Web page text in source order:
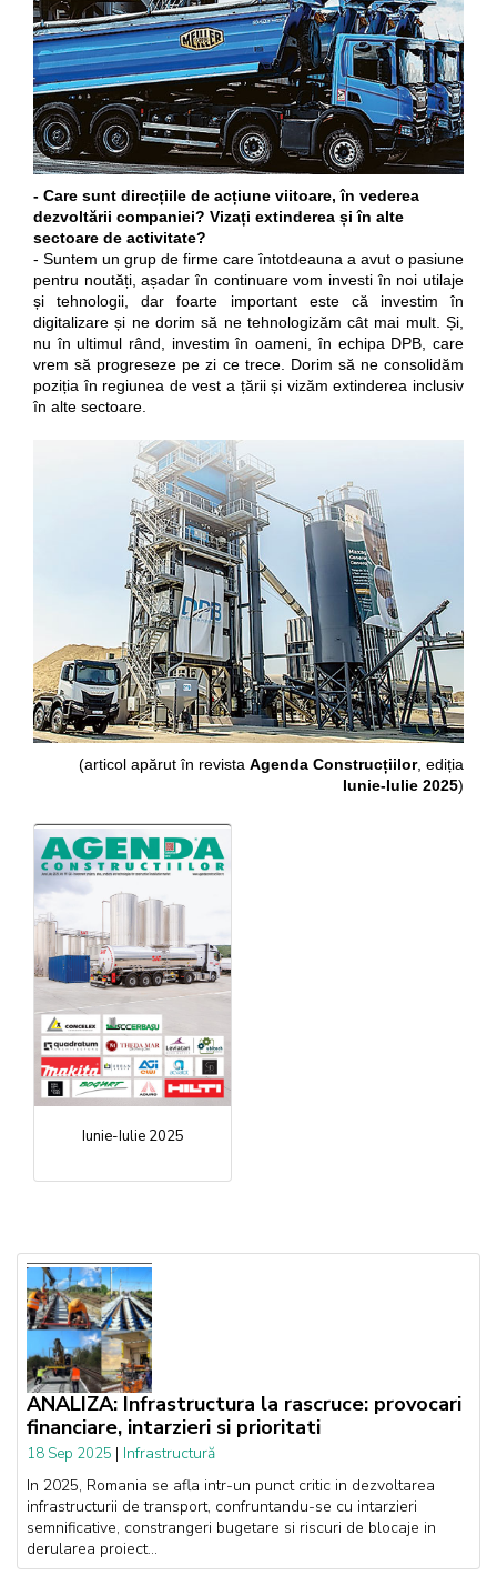
- Care sunt direcțiile de acțiune viitoare, în vederea
dezvoltării companiei? Vizați extinderea și în alte
sectoare de activitate?
- Suntem un grup de firme care întotdeauna a avut o pasiune
pentru noutăți, așadar în continuare vom investi în noi utilaje
și tehnologii, dar foarte important este că investim în
digitalizare și ne dorim să ne tehnologizăm cât mai mult. Și,
nu în ultimul rând, investim în oameni, în echipa DPB, care
vrem să progreseze pe zi ce trece. Dorim să ne consolidăm
poziția în regiunea de vest a țării și vizăm extinderea inclusiv
în alte sectoare.
(articol apărut în revista Agenda Construcțiilor, ediția
Iunie-Iulie 2025)
Iunie-Iulie 2025
ANALIZA: Infrastructura la rascruce: provocari
financiare, intarzieri si prioritati
18 Sep 2025 | Infrastructură
In 2025, Romania se afla intr-un punct critic in dezvoltarea
infrastructurii de transport, confruntandu-se cu intarzieri
semnificative, constrangeri bugetare si riscuri de blocaje in
derularea proiect...